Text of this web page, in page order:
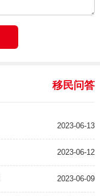
移民问答
2023-06-13
2023-06-12
2023-06-09